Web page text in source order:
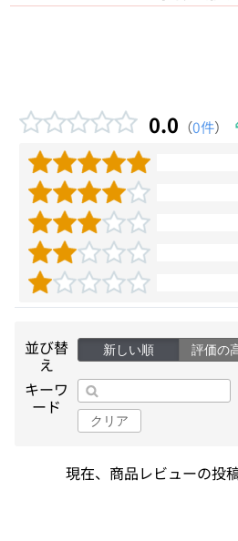
0.0 （0件）
並び替
え
新しい順 評価の
キーワ
ード
クリア
現在、商品レビューの投